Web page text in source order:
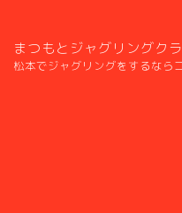
まつもとジャグリングク
松本でジャグリングをするなら